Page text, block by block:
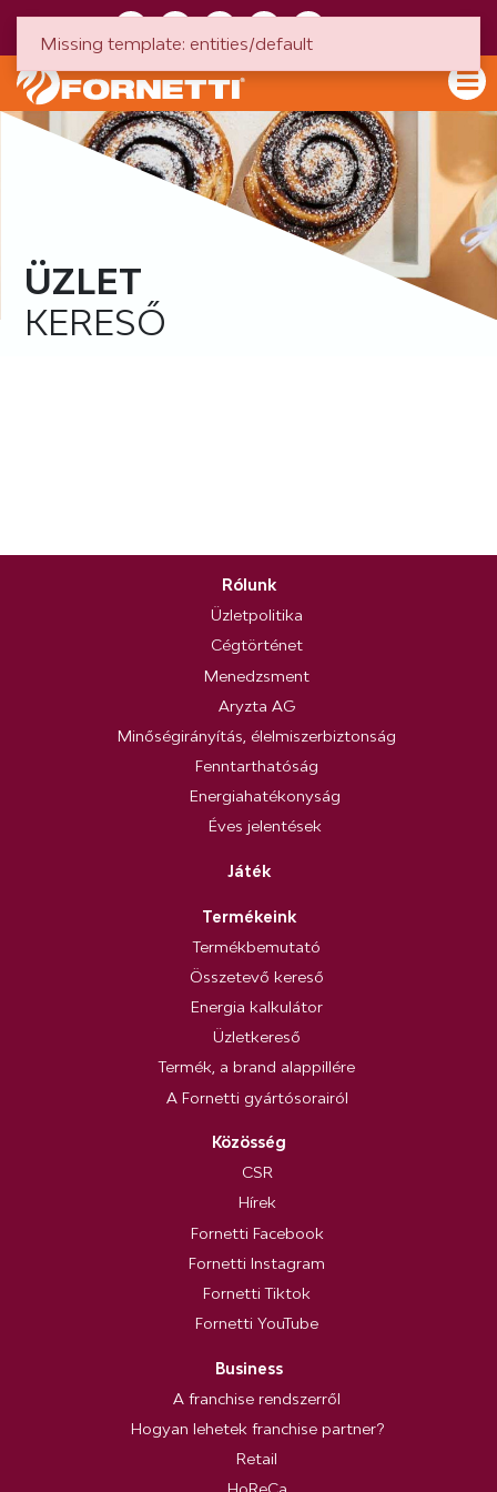
ÜZLET
KERESŐ
Rólunk
Üzletpolitika
Cégtörténet
Menedzsment
Aryzta AG
Minőségirányítás, élelmiszerbiztonság
Fenntarthatóság
Energiahatékonyság
Éves jelentések
Játék
Termékeink
Termékbemutató
Összetevő kereső
Energia kalkulátor
Üzletkereső
Termék, a brand alappillére
A Fornetti gyártósorairól
Közösség
CSR
Hírek
Fornetti Facebook
Fornetti Instagram
Fornetti Tiktok
Fornetti YouTube
Business
A franchise rendszerről
Hogyan lehetek franchise partner?
Retail
Missing template: entities/default